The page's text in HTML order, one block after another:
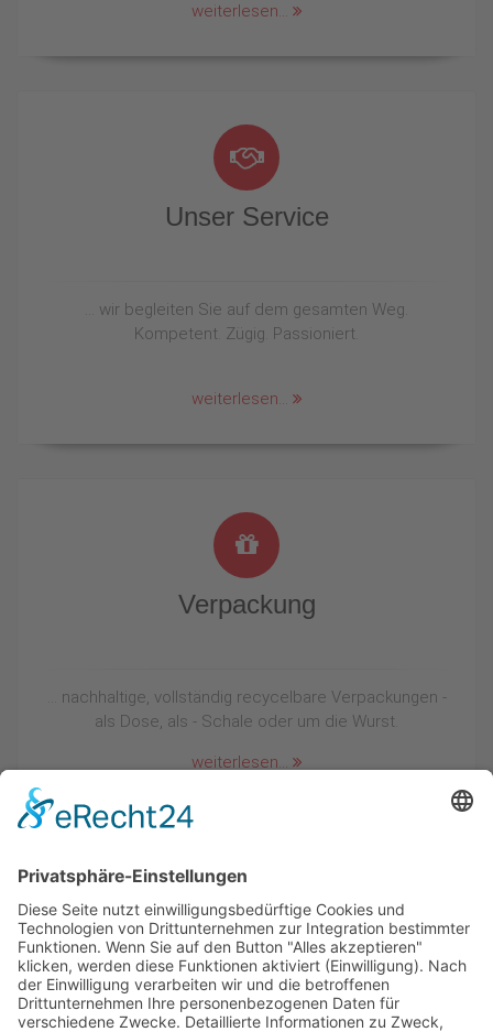
weiterlesen...
Unser Service
… wir begleiten Sie auf dem gesamten Weg.
Kompetent. Zügig. Passioniert.
weiterlesen...
Verpackung
… nachhaltige, vollständig recycelbare Verpackungen -
als Dose, als - Schale oder um die Wurst.
weiterlesen...
Qualität